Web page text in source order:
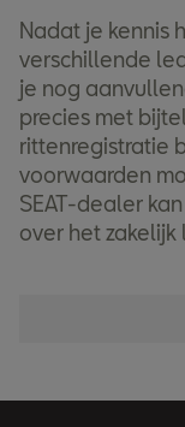
Nadat je kennis
verschillende
je nog
precies met
rittenregistratie
voorwaarden
SEAT-dealer
over het zakelijk